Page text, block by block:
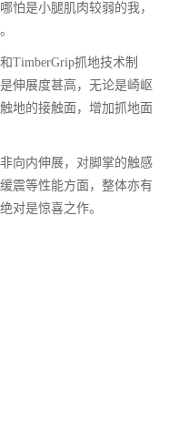
怕是小腿肌肉较弱的我，
TimberGrip抓地技术制
伸展度甚高，无论是崎岖
地的接触面，增加抓地面
向内伸展，对脚掌的触感
震等性能方面，整体亦有
对是惊喜之作。